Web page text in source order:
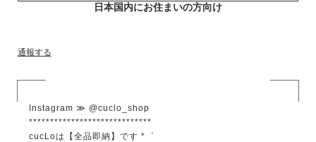
日本国内にお住まいの方向け
通報する
Instagram ≫ @cuclo_shop
*****************************
cucLoは【全品即納】です *゜